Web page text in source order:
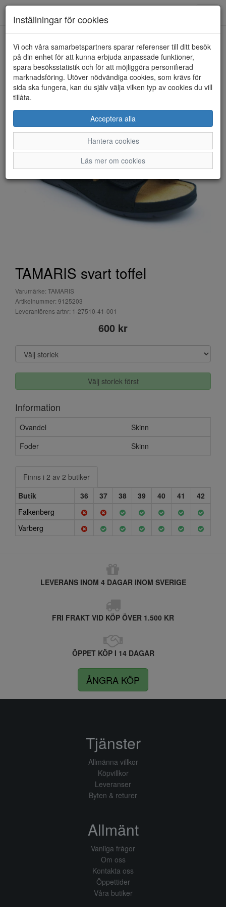
HEM TAMARIS
TAMARIS svart toffel
Varumärke: TAMARIS
Artikelnummer: 9125203
Leverantörens artnr: 1-27510-41-001
600 kr
Välj storlek först
Information
Ovandel
Skinn
Foder
Skinn
Finns i 2 av 2 butiker
Butik
36 37 38 39 40 41
42
Falkenberg
Varberg
LEVERANS INOM 4 DAGAR INOM SVERIGE
FRI FRAKT VID KÖP ÖVER 1.500 KR
ÖPPET KÖP I 14 DAGAR
ÅNGRA KÖP
Inställningar för cookies
Vi och våra samarbetspartners sparar referenser till ditt besök
på din enhet för att kunna erbjuda anpassade funktioner,
spara besöksstatistik och för att möjliggöra personifierad
marknadsföring. Utöver nödvändiga cookies, som krävs för
sida ska fungera, kan du själv välja vilken typ av cookies du vill
tillåta.
Acceptera alla
Hantera cookies
Läs mer om cookies
Tjänster
Allmänna villkor
Köpvillkor
Leveranser
Byten & returer
Allmänt
Vanliga frågor
Om oss
Kontakta oss
Öppettider
Våra butiker